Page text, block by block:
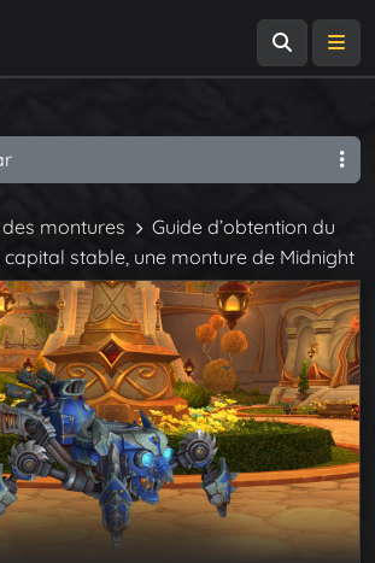
montures
Guide d’obtention du
stable, une monture de Midnight